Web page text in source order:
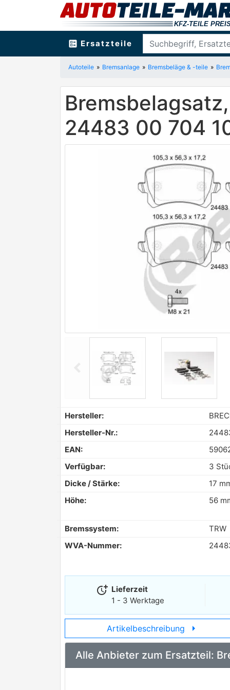
ballot Ersatzteile
Autoteile Bremsanlage Bremsbeläge & -teile
24483 00 704
Previous
Hersteller:
Hersteller-Nr.:
EAN:
Verfügbar:
3
Dicke / Stärke:
17
Höhe:
56
Bremssystem:
TRW
WVA-Nummer:
more_time Lieferzeit
1 - 3 Werktage
Artikelbeschreibung arrow_right
Alle Anbieter zum Ersatzteil: